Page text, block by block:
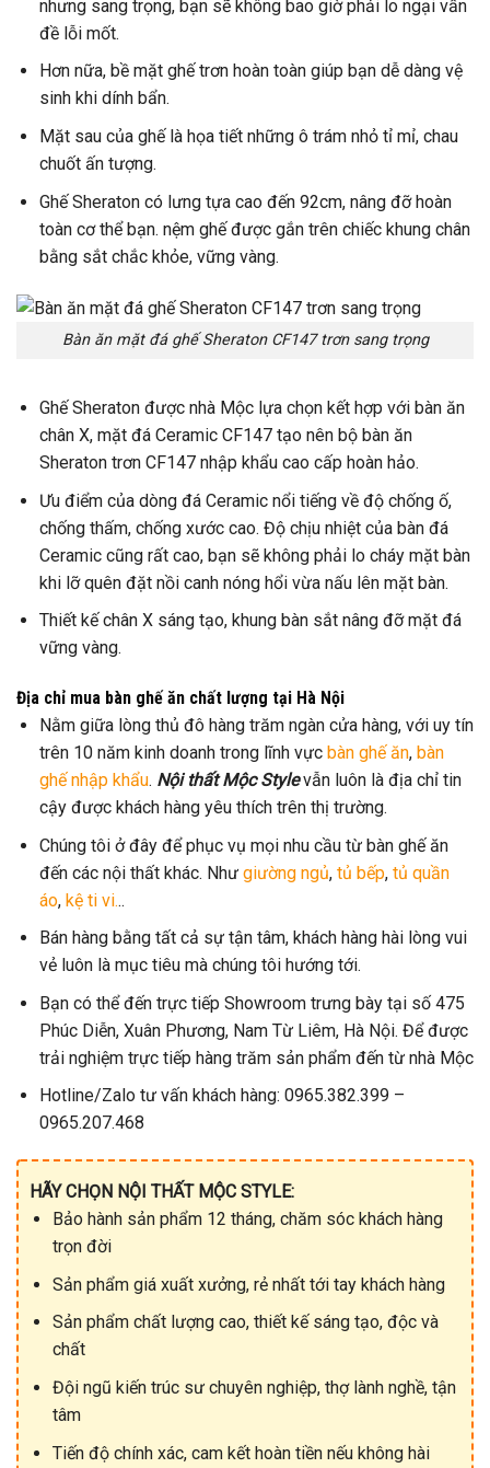
nhưng sang trọng, bạn sẽ không bao giờ phải lo ngại vấn
đề lỗi mốt.
Hơn nữa, bề mặt ghế trơn hoàn toàn giúp bạn dễ dàng vệ
sinh khi dính bẩn.
Mặt sau của ghế là họa tiết những ô trám nhỏ tỉ mỉ, chau
chuốt ấn tượng.
Ghế Sheraton có lưng tựa cao đến 92cm, nâng đỡ hoàn
toàn cơ thể bạn. nệm ghế được gắn trên chiếc khung chân
bằng sắt chắc khỏe, vững vàng.
Bàn ăn mặt đá ghế Sheraton CF147 trơn sang trọng
Ghế Sheraton được nhà Mộc lựa chọn kết hợp với bàn ăn
chân X, mặt đá Ceramic CF147 tạo nên bộ bàn ăn
Sheraton trơn CF147 nhập khẩu cao cấp hoàn hảo.
Ưu điểm của dòng đá Ceramic nổi tiếng về độ chống ố,
chống thấm, chống xước cao. Độ chịu nhiệt của bàn đá
Ceramic cũng rất cao, bạn sẽ không phải lo cháy mặt bàn
khi lỡ quên đặt nồi canh nóng hổi vừa nấu lên mặt bàn.
Thiết kế chân X sáng tạo, khung bàn sắt nâng đỡ mặt đá
vững vàng.
Địa chỉ mua bàn ghế ăn chất lượng tại Hà Nội
Nằm giữa lòng thủ đô hàng trăm ngàn cửa hàng, với uy tín
trên 10 năm kinh doanh trong lĩnh vực bàn ghế ăn, bàn
ghế nhập khẩu. Nội thất Mộc Stylevẫn luôn là địa chỉ tin
cậy được khách hàng yêu thích trên thị trường.
Chúng tôi ở đây để phục vụ mọi nhu cầu từ bàn ghế ăn
đến các nội thất khác. Như giường ngủ, tủ bếp, tủ quần
áo, kệ ti vi...
Bán hàng bằng tất cả sự tận tâm, khách hàng hài lòng vui
vẻ luôn là mục tiêu mà chúng tôi hướng tới.
Bạn có thể đến trực tiếp Showroom trưng bày tại số 475
Phúc Diễn, Xuân Phương, Nam Từ Liêm, Hà Nội. Để được
trải nghiệm trực tiếp hàng trăm sản phẩm đến từ nhà Mộc
Hotline/Zalo tư vấn khách hàng: 0965.382.399 –
0965.207.468
HÃY CHỌN NỘI THẤT MỘC STYLE:
Bảo hành sản phẩm 12 tháng, chăm sóc khách hàng
trọn đời
Sản phẩm giá xuất xưởng, rẻ nhất tới tay khách hàng
Sản phẩm chất lượng cao, thiết kế sáng tạo, độc và
chất
Đội ngũ kiến trúc sư chuyên nghiệp, thợ lành nghề, tận
tâm
Tiến độ chính xác, cam kết hoàn tiền nếu không hài